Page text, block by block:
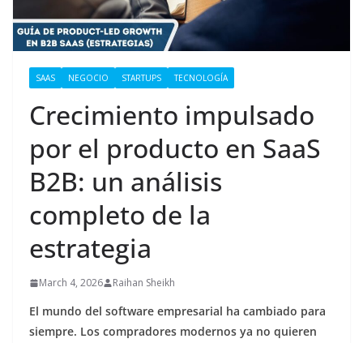
SAAS NEGOCIO STARTUPS TECNOLOGÍA
Crecimiento impulsado
por el producto en SaaS
B2B: un análisis
completo de la
estrategia
March 4, 2026 Raihan Sheikh
El mundo del software empresarial ha cambiado para
siempre. Los compradores modernos ya no quieren